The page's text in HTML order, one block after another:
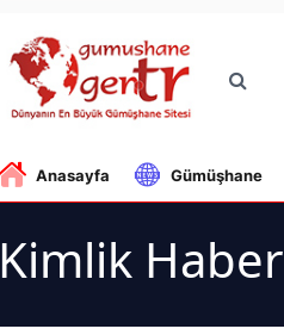
Anasayfa Gümüşhane
Kimlik